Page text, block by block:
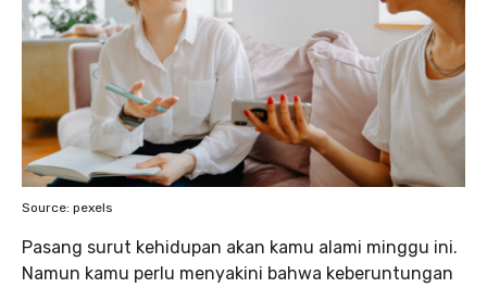
Source: pexels
Pasang surut kehidupan akan kamu alami minggu ini.
Namun kamu perlu menyakini bahwa keberuntungan